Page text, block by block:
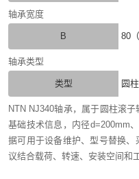
轴承宽度
B 80
轴承类型
类型 圆
NTN NJ340轴承，属于圆柱滚
基础技术信息，内径d=200mm
据可用于设备维护、型号替换
议结合载荷、转速、安装空间和